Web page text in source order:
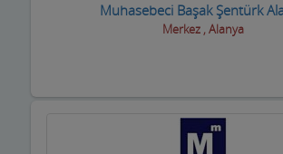
Muhasebeci Başak Şentürk
Merkez , Alanya